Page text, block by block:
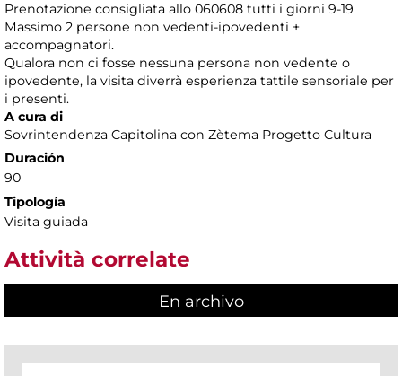
Prenotazione consigliata allo 060608 tutti i giorni 9-19
Massimo 2 persone non vedenti-ipovedenti +
accompagnatori.
Qualora non ci fosse nessuna persona non vedente o
ipovedente, la visita diverrà esperienza tattile sensoriale per
i presenti.
A cura di
Sovrintendenza Capitolina con Zètema Progetto Cultura
Duración
90'
Tipología
Visita guiada
Attività correlate
En archivo